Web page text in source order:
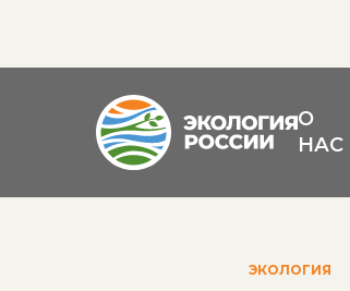
О
НАС
ЭКОЛОГИЯ